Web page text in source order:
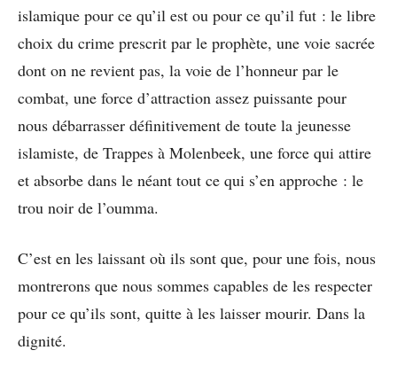
islamique pour ce qu’il est ou pour ce qu’il fut : le libre
choix du crime prescrit par le prophète, une voie sacrée
dont on ne revient pas, la voie de l’honneur par le
combat, une force d’attraction assez puissante pour
nous débarrasser définitivement de toute la jeunesse
islamiste, de Trappes à Molenbeek, une force qui attire
et absorbe dans le néant tout ce qui s’en approche : le
trou noir de l’oumma.
C’est en les laissant où ils sont que, pour une fois, nous
montrerons que nous sommes capables de les respecter
pour ce qu’ils sont, quitte à les laisser mourir. Dans la
dignité.